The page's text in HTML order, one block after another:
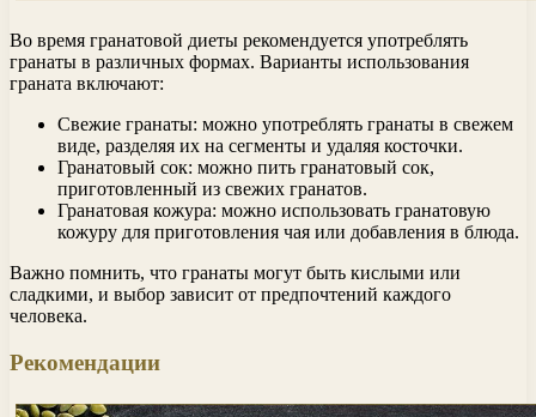
Во время гранатовой диеты рекомендуется употреблять
гранаты в различных формах. Варианты использования
граната включают:
Свежие гранаты: можно употреблять гранаты в свежем
виде, разделяя их на сегменты и удаляя косточки.
Гранатовый сок: можно пить гранатовый сок,
приготовленный из свежих гранатов.
Гранатовая кожура: можно использовать гранатовую
кожуру для приготовления чая или добавления в блюда.
Важно помнить, что гранаты могут быть кислыми или
сладкими, и выбор зависит от предпочтений каждого
человека.
Рекомендации